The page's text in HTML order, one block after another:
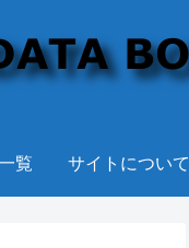
覧 サイトについて